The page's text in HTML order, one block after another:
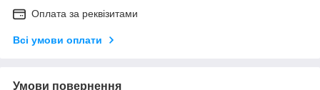
Оплата за реквізитами
Всі умови оплати
Умови повернення